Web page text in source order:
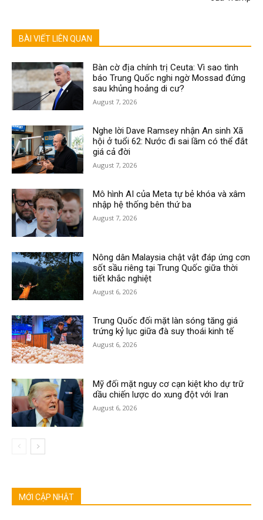
BÀI VIẾT LIÊN QUAN
Bàn cờ địa chính trị Ceuta: Vì sao tình
báo Trung Quốc nghi ngờ Mossad đứng
sau khủng hoảng di cư?
August 7, 2026
Nghe lời Dave Ramsey nhận An sinh Xã
hội ở tuổi 62: Nước đi sai lầm có thể đắt
giá cả đời
August 7, 2026
Mô hình AI của Meta tự bẻ khóa và xâm
nhập hệ thống bên thứ ba
August 7, 2026
Nông dân Malaysia chật vật đáp ứng cơn
sốt sầu riêng tại Trung Quốc giữa thời
tiết khắc nghiệt
August 6, 2026
Trung Quốc đối mặt làn sóng tăng giá
trứng kỷ lục giữa đà suy thoái kinh tế
August 6, 2026
Mỹ đối mặt nguy cơ cạn kiệt kho dự trữ
dầu chiến lược do xung đột với Iran
August 6, 2026
MỚI CẬP NHẬT